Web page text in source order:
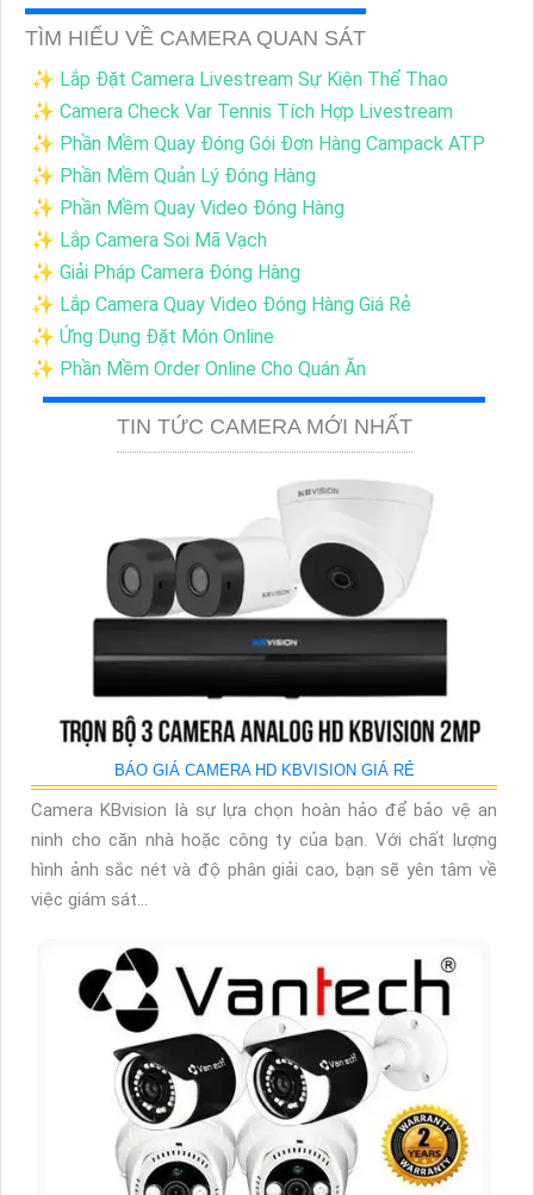
TÌM HIỂU VỀ CAMERA QUAN SÁT
✨ Lắp Đặt Camera Livestream Sự Kiện Thể Thao
✨ Camera Check Var Tennis Tích Hợp Livestream
✨ Phần Mềm Quay Đóng Gói Đơn Hàng Campack ATP
✨ Phần Mềm Quản Lý Đóng Hàng
✨ Phần Mềm Quay Video Đóng Hàng
✨ Lắp Camera Soi Mã Vạch
✨ Giải Pháp Camera Đóng Hàng
✨ Lắp Camera Quay Video Đóng Hàng Giá Rẻ
✨ Ứng Dụng Đặt Món Online
✨ Phần Mềm Order Online Cho Quán Ăn
TIN TỨC CAMERA MỚI NHẤT
BÁO GIÁ CAMERA HD KBVISION GIÁ RẺ
Camera KBvision là sự lựa chọn hoàn hảo để bảo vệ an
ninh cho căn nhà hoặc công ty của bạn. Với chất lượng
hình ảnh sắc nét và độ phân giải cao, bạn sẽ yên tâm về
việc giám sát...